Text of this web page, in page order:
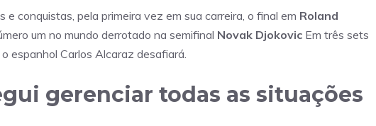
e conquistas, pela primeira vez em sua carreira, o final em Roland
um no mundo derrotado na semifinal Novak Djokovic Em três sets
espanhol Carlos Alcaraz desafiará.
gerenciar todas as situações